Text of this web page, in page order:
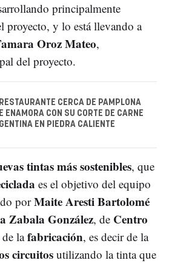
principalmente
proyecto, y lo está llevando a
OrozMateo,
del proyecto.
CERCA DE PAMPLONA
ENAMORA CON SU CORTE DE CARNE
EN PIEDRA CALIENTE
tintas más sostenibles, que
es el objetivo del equipo
porMaite Aresti Bartolomé
Zabala González, de Centro
de lafabricación, es decir de la
circuitosutilizando la tinta que